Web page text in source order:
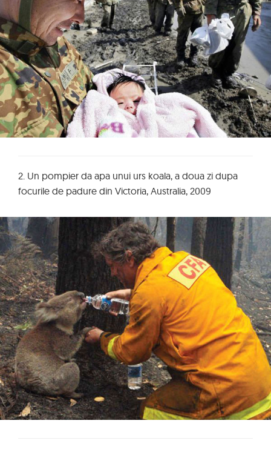
2. Un pompier da apa unui urs koala, a doua zi dupa
focurile de padure din Victoria, Australia, 2009